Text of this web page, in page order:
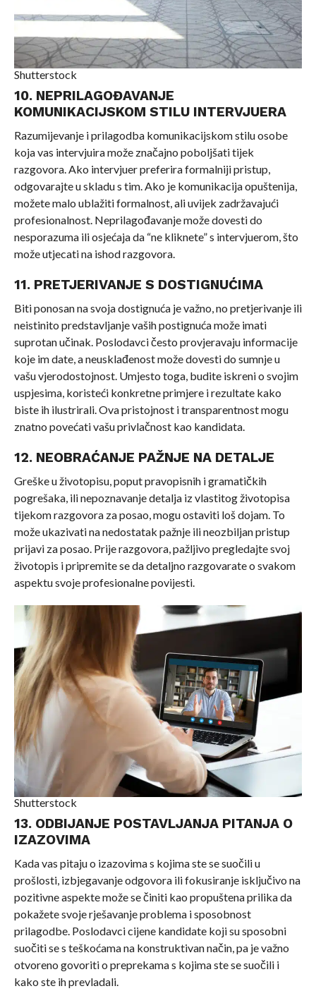
Shutterstock
10. NEPRILAGOĐAVANJE
KOMUNIKACIJSKOM STILU INTERVJUERA
Razumijevanje i prilagodba komunikacijskom stilu osobe
koja vas intervjuira može značajno poboljšati tijek
razgovora. Ako intervjuer preferira formalniji pristup,
odgovarajte u skladu s tim. Ako je komunikacija opuštenija,
možete malo ublažiti formalnost, ali uvijek zadržavajući
profesionalnost. Neprilagođavanje može dovesti do
nesporazuma ili osjećaja da “ne kliknete” s intervjuerom, što
može utjecati na ishod razgovora.
11. PRETJERIVANJE S DOSTIGNUĆIMA
Biti ponosan na svoja dostignuća je važno, no pretjerivanje ili
neistinito predstavljanje vaših postignuća može imati
suprotan učinak. Poslodavci često provjeravaju informacije
koje im date, a neusklađenost može dovesti do sumnje u
vašu vjerodostojnost. Umjesto toga, budite iskreni o svojim
uspjesima, koristeći konkretne primjere i rezultate kako
biste ih ilustrirali. Ova pristojnost i transparentnost mogu
znatno povećati vašu privlačnost kao kandidata.
12. NEOBRAĆANJE PAŽNJE NA DETALJE
Greške u životopisu, poput pravopisnih i gramatičkih
pogrešaka, ili nepoznavanje detalja iz vlastitog životopisa
tijekom razgovora za posao, mogu ostaviti loš dojam. To
može ukazivati na nedostatak pažnje ili neozbiljan pristup
prijavi za posao. Prije razgovora, pažljivo pregledajte svoj
životopis i pripremite se da detaljno razgovarate o svakom
aspektu svoje profesionalne povijesti.
Shutterstock
13. ODBIJANJE POSTAVLJANJA PITANJA O
IZAZOVIMA
Kada vas pitaju o izazovima s kojima ste se suočili u
prošlosti, izbjegavanje odgovora ili fokusiranje isključivo na
pozitivne aspekte može se činiti kao propuštena prilika da
pokažete svoje rješavanje problema i sposobnost
prilagodbe. Poslodavci cijene kandidate koji su sposobni
suočiti se s teškoćama na konstruktivan način, pa je važno
otvoreno govoriti o preprekama s kojima ste se suočili i
kako ste ih prevladali.